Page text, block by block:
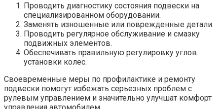
Проводить диагностику состояния подвески на
специализированном оборудовании.
Заменять изношенные или поврежденные детали.
Проводить регулярное обслуживание и смазку
подвижных элементов.
Обеспечивать правильную регулировку углов
установки колес.
Своевременные меры по профилактике и ремонту
подвески помогут избежать серьезных проблем с
рулевым управлением и значительно улучшат комфорт
управления автомобилем.